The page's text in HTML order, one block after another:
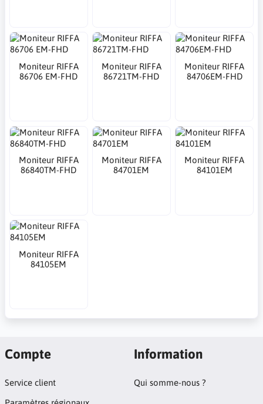
Moniteur RIFFA
86706 EM-FHD
Moniteur RIFFA
86721TM-FHD
Moniteur RIFFA
84706EM-FHD
Moniteur RIFFA
86840TM-FHD
Moniteur RIFFA
84701EM
Moniteur RIFFA
84101EM
Moniteur RIFFA
84105EM
Compte
Service client
Information
Qui somme-nous ?